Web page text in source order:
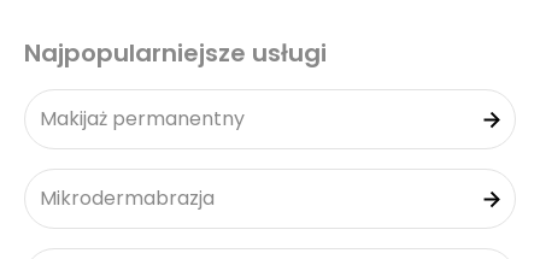
Najpopularniejsze usługi
Makijaż permanentny
Mikrodermabrazja